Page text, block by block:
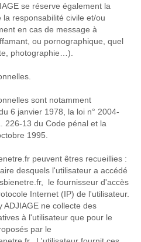
se réserve également la
responsabilité civile et/ou
en cas de message à
ou pornographique, quel
photographie…).
sont notamment
6 janvier 1978, la loi n° 2004-
226-13 du Code pénal et la
1995.
peuvent êtres recueillies :
desquels l'utilisateur a accédé
le fournisseur d'accès
Internet (IP) de l'utilisateur.
ADJIAGE ne collecte des
à l'utilisateur que pour le
par le